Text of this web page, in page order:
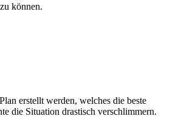
können.
erstellt werden, welches die beste
die Situation drastisch verschlimmern.